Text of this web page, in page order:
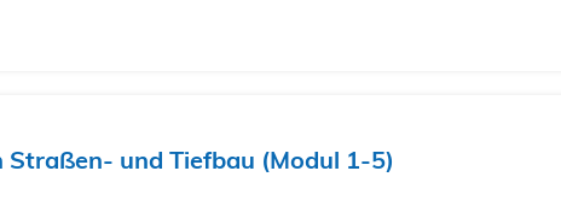
und Tiefbau (Modul 1-5)